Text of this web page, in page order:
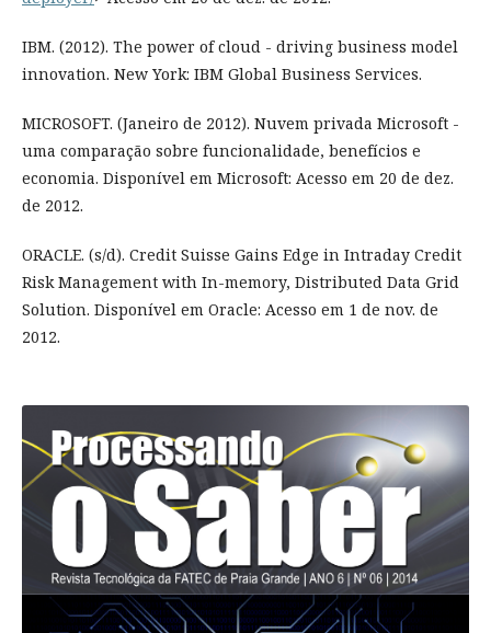
IBM. (2012). The power of cloud - driving business model
innovation. New York: IBM Global Business Services.
MICROSOFT. (Janeiro de 2012). Nuvem privada Microsoft -
uma comparação sobre funcionalidade, benefícios e
economia. Disponível em Microsoft: Acesso em 20 de dez.
de 2012.
ORACLE. (s/d). Credit Suisse Gains Edge in Intraday Credit
Risk Management with In-memory, Distributed Data Grid
Solution. Disponível em Oracle: Acesso em 1 de nov. de
2012.